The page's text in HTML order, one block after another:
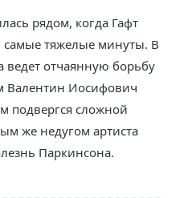
рядом, когда Гафт
самые тяжелые минуты. В
ведет отчаянную борьбу
Валентин Иосифович
подвергся сложной
же недугом артиста
Паркинсона.